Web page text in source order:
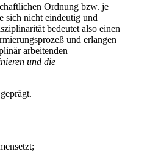
Ordnung bzw. je
sich nicht eindeutig und
bedeutet also einen
und erlangen
arbeitenden
und die